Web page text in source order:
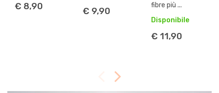
€ 8,90 € 9,90
fibre più ...
Disponibile
€ 11,90